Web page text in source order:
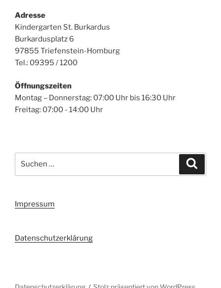
Adresse
Kindergarten St. Burkardus
Burkardusplatz 6
97855 Triefenstein-Homburg
Tel.: 09395 / 1200
Öffnungszeiten
Montag – Donnerstag: 07:00 Uhr bis 16:30 Uhr
Freitag: 07:00 - 14:00 Uhr
nach:
Impressum
Datenschutzerklärung